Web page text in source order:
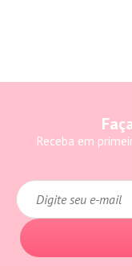
Receba em